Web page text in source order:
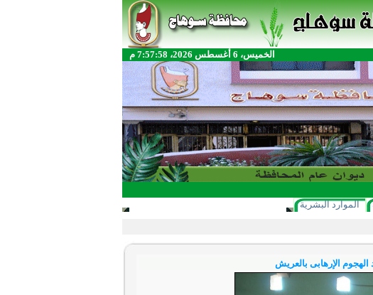
الخميس، 6 أغسطس 2026، 7:57:58 م
الموارد البشرية
الإرهابى بالعريش